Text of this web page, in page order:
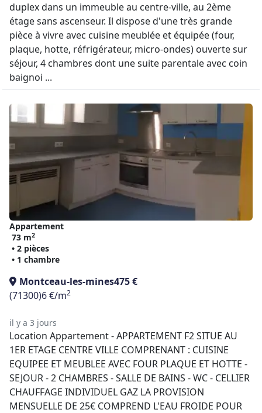
duplex dans un immeuble au centre-ville, au 2ème
étage sans ascenseur. Il dispose d'une très grande
pièce à vivre avec cuisine meublée et équipée (four,
plaque, hotte, réfrigérateur, micro-ondes) ouverte sur
séjour, 4 chambres dont une suite parentale avec coin
baignoi ...
Appartement
73 m2
• 2 pièces
• 1 chambre
Montceau-les-mines475 €
(71300)6 €/m2
il y a 3 jours
Location Appartement - APPARTEMENT F2 SITUE AU
1ER ETAGE CENTRE VILLE COMPRENANT : CUISINE
EQUIPEE ET MEUBLEE AVEC FOUR PLAQUE ET HOTTE -
SEJOUR - 2 CHAMBRES - SALLE DE BAINS - WC - CELLIER
CHAUFFAGE INDIVIDUEL GAZ LA PROVISION
MENSUELLE DE 25€ COMPREND L'EAU FROIDE POUR